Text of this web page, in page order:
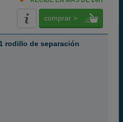
comprar >
rodillo de separación